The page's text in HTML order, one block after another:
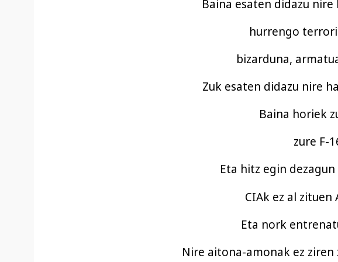
Baina esaten didazu
hurrengo
bizarduna,
Zuk esaten didazu nire
Baina horiek
zure F-
Eta hitz egin
CIAk ez al
Eta nork
Nire aitona-amonak ez